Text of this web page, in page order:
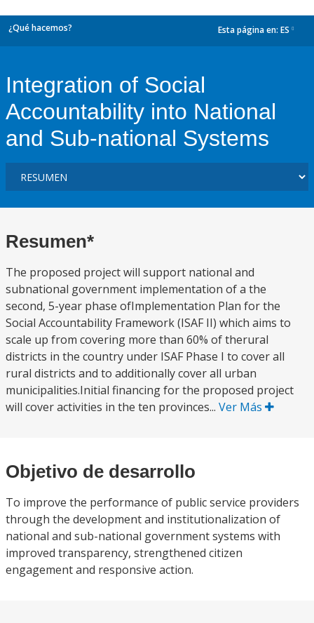
¿Qué hacemos? Esta página en: ES
Integration of Social
Accountability into National
and Sub-national Systems
Resumen*
The proposed project will support national and
subnational government implementation of a the
second, 5-year phase ofImplementation Plan for the
Social Accountability Framework (ISAF II) which aims to
scale up from covering more than 60% of therural
districts in the country under ISAF Phase I to cover all
rural districts and to additionally cover all urban
municipalities.Initial financing for the proposed project
will cover activities in the ten provinces... Ver Más
Objetivo de desarrollo
To improve the performance of public service providers
through the development and institutionalization of
national and sub-national government systems with
improved transparency, strengthened citizen
engagement and responsive action.